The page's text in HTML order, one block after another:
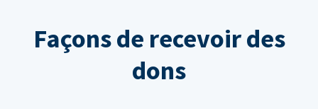
Façons de recevoir des
dons